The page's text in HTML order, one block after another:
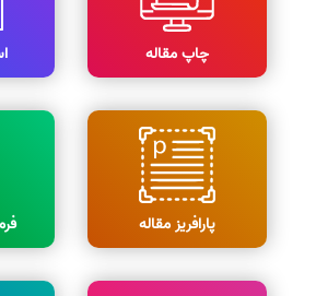
چاپ مقاله
پارافریز مقاله